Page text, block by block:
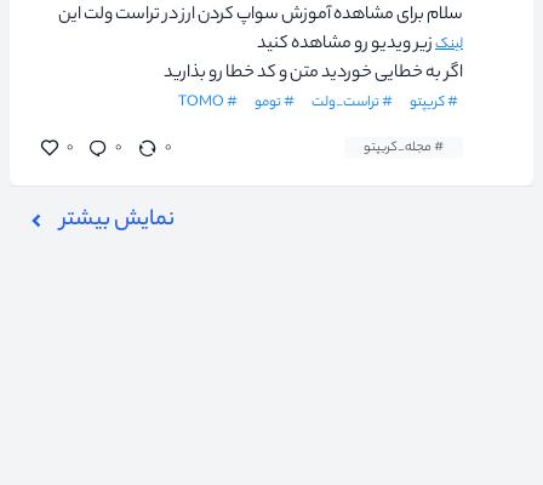
سلام برای مشاهده آموزش سواپ کردن ارز در تراست ولت این
لینکزیر ویدیو رو مشاهده کنید
اگر به خطایی خوردید متن و کد خطا رو بذارید
# کریپتو # تراست_ولت # تومو # TOMO
# مجله_کریپتو ۰ ۰ ۰
نمایش بیشتر